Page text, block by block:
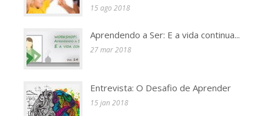
15 ago 2018
Aprendendo a Ser: E a vida continua...
27 mar 2018
Entrevista: O Desafio de Aprender
15 jan 2018